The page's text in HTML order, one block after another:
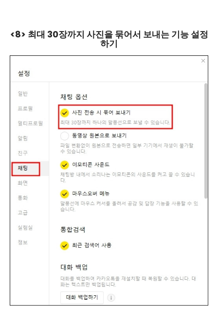
<8> 최대 30장까지 사진을 묶어서 보내는 기능 설정
하기